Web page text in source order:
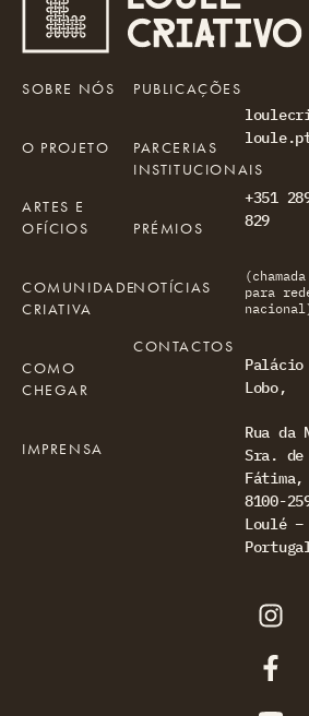
+351
829
para
Palácio
Lobo,
Rua da
Sra. de
Fátima,
8100-
Loulé –
SOBRE NÓS
O PROJETO
ARTES E
OFÍCIOS
COMUNIDADE
CRIATIVA
COMO
CHEGAR
IMPRENSA
PUBLICAÇÕES
PARCERIAS
INSTITUCIONAIS
PRÉMIOS
NOTÍCIAS
CONTACTOS